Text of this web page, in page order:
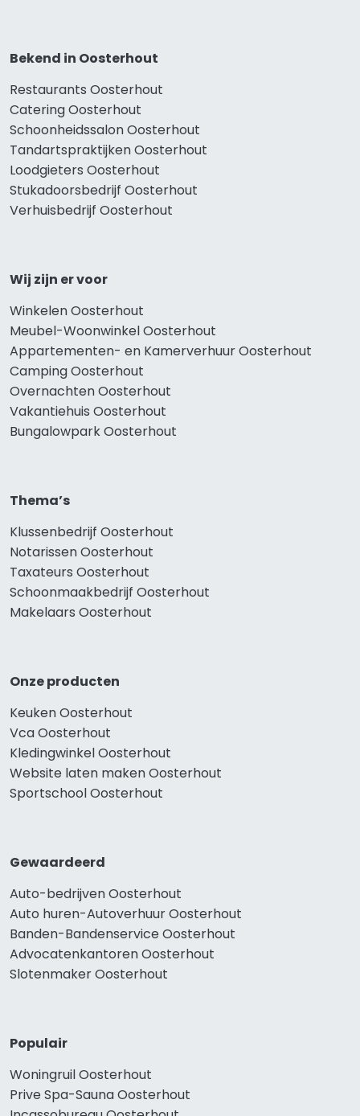
Bekend in Oosterhout
Restaurants Oosterhout
Catering Oosterhout
Schoonheidssalon Oosterhout
Tandartspraktijken Oosterhout
Loodgieters Oosterhout
Stukadoorsbedrijf Oosterhout
Verhuisbedrijf Oosterhout
Wij zijn er voor
Winkelen Oosterhout
Meubel-Woonwinkel Oosterhout
Appartementen- en Kamerverhuur Oosterhout
Camping Oosterhout
Overnachten Oosterhout
Vakantiehuis Oosterhout
Bungalowpark Oosterhout
Thema’s
Klussenbedrijf Oosterhout
Notarissen Oosterhout
Taxateurs Oosterhout
Schoonmaakbedrijf Oosterhout
Makelaars Oosterhout
Onze producten
Keuken Oosterhout
Vca Oosterhout
Kledingwinkel Oosterhout
Website laten maken Oosterhout
Sportschool Oosterhout
Gewaardeerd
Auto-bedrijven Oosterhout
Auto huren-Autoverhuur Oosterhout
Banden-Bandenservice Oosterhout
Advocatenkantoren Oosterhout
Slotenmaker Oosterhout
Populair
Woningruil Oosterhout
Prive Spa-Sauna Oosterhout